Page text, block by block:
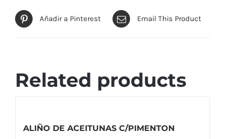
Añadir a Pinterest Email This Product
Related products
ALIÑO DE ACEITUNAS C/PIMENTON